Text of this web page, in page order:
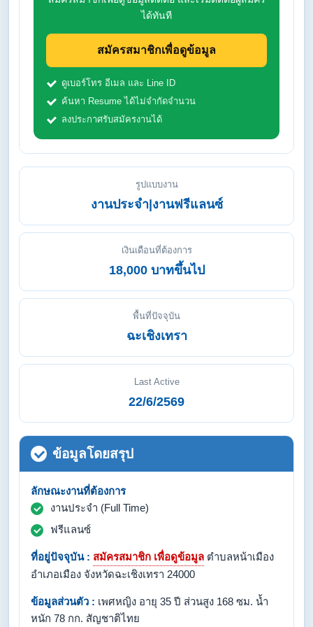
ได้ทันที
สมัครสมาชิกเพื่อดูข้อมูล
ดูเบอร์โทร อีเมล และ Line ID
ค้นหา Resume ได้ไม่จำกัดจำนวน
ลงประกาศรับสมัครงานได้
รูปแบบงาน
งานประจำ|งานฟรีแลนซ์
เงินเดือนที่ต้องการ
18,000 บาทขึ้นไป
พื้นที่ปัจจุบัน
ฉะเชิงเทรา
Last Active
22/6/2569
ข้อมูลโดยสรุป
ลักษณะงานที่ต้องการ
งานประจำ (Full Time)
ฟรีแลนซ์
ที่อยู่ปัจจุบัน : สมัครสมาชิก เพื่อดูข้อมูล ตำบลหน้าเมือง
อำเภอเมือง จังหวัดฉะเชิงเทรา 24000
ข้อมูลส่วนตัว : เพศหญิง อายุ 35 ปี ส่วนสูง 168 ซม. น้ำ
หนัก 78 กก. สัญชาติไทย